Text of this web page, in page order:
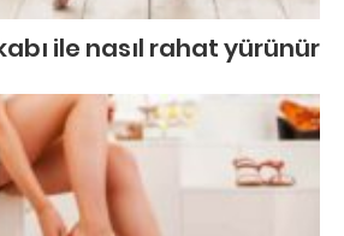
ile nasıl rahat yürünür